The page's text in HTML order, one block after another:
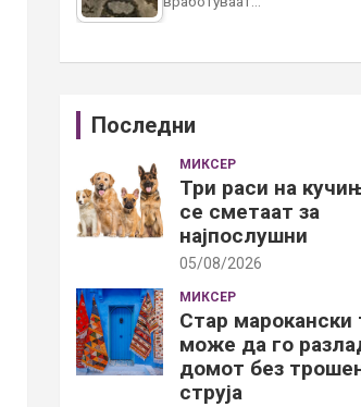
Последни
МИКСЕР
Три раси на
се сметаат за
најпослушни
05/08/2026
МИКСЕР
Стар марокански
може да го
домот без
струја